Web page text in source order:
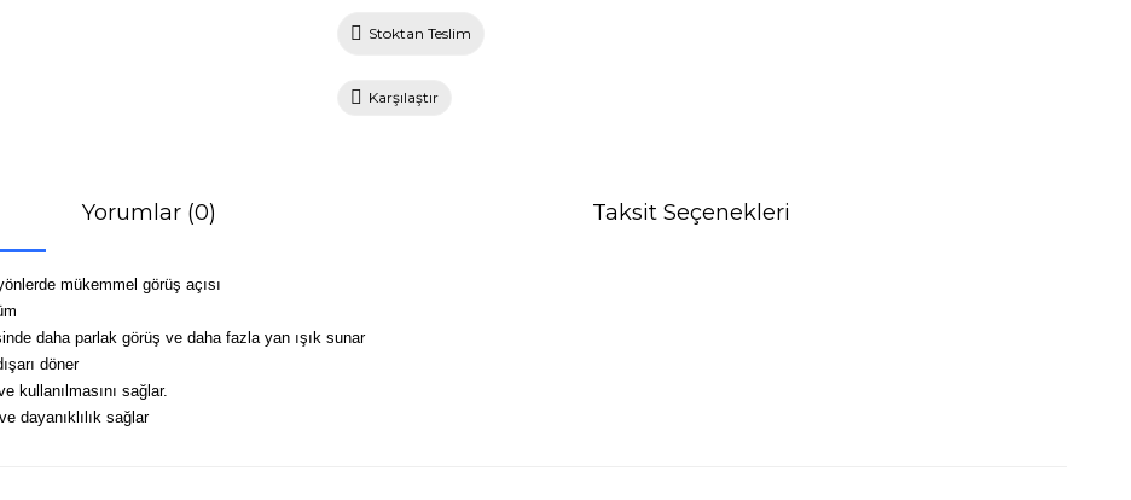
Stoktan Teslim
Karşılaştır
Yorumlar (0) Taksit Seçenekleri
mükemmel görüş açısı
daha parlak görüş ve daha fazla yan ışık sunar
döner
kullanılmasını sağlar.
dayanıklılık sağlar